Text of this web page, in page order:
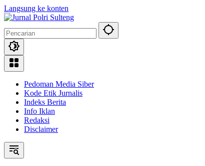
Langsung ke konten
Pedoman Media Siber
Kode Etik Jurnalis
Indeks Berita
Info Iklan
Redaksi
Disclaimer